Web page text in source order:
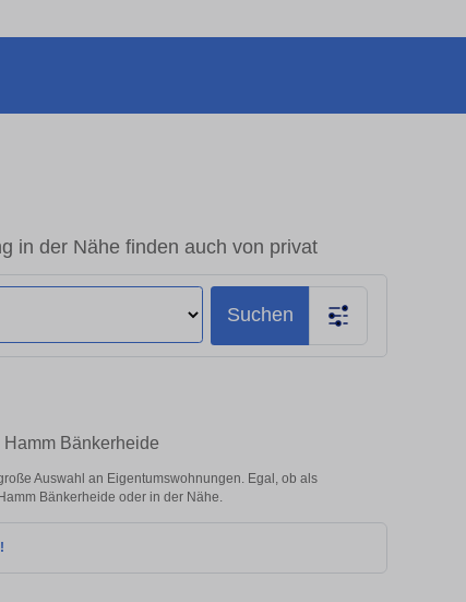
in der Nähe finden auch von privat
Suchen
Bänkerheide
Auswahl an Eigentumswohnungen. Egal, ob als
Bänkerheide oder in der Nähe.